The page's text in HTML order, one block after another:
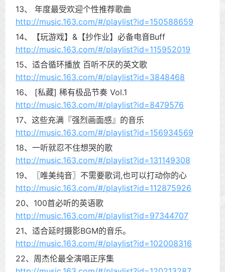
13、 年度最受欢迎个性推荐歌曲
http://music.163.com/#/playlist?id=150588659
14、【玩游戏】&【抄作业】必备电音Buff
http://music.163.com/#/playlist?id=115952019
15、适合循环播放 百听不厌的英文歌
http://music.163.com/#/playlist?id=3848468
16、 [私藏] 稀有极品节奏 Vol.1
http://music.163.com/#/playlist?id=8479576
17、这些充满『强烈画面感』的音乐
http://music.163.com/#/playlist?id=156934569
18、一听就忍不住想哭的歌
http://music.163.com/#/playlist?id=131149308
19、〖唯美纯音〗不需要歌词,也可以打动你的心
http://music.163.com/#/playlist?id=112875926
20、100首必听的英语歌
http://music.163.com/#/playlist?id=97344707
21、适合延时摄影BGM的音乐。
http://music.163.com/#/playlist?id=102008316
22、周杰伦最全演唱正序集